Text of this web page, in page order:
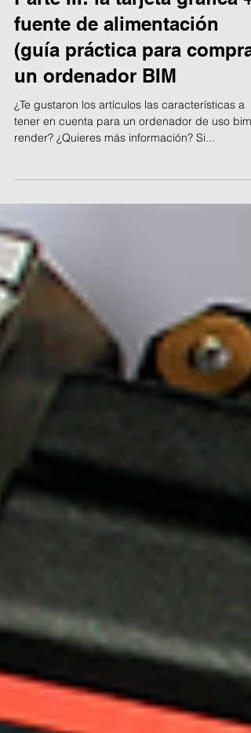
Parte III: la tarjeta gráfica +
fuente de alimentación
(guía práctica para comprar
un ordenador BIM
¿Te gustaron los artículos las características a